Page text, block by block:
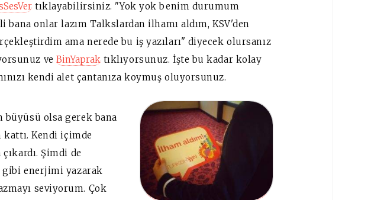
tıklayabilirsiniz. "Yok yok benim durumum
onlar lazım Talkslardan ilhamı aldım, KSV'den
ama nerede bu iş yazıları" diyecek olursanız
veBinYaprak tıklıyorsunuz. İşte bu kadar kolay
kendi alet çantanıza koymuş oluyorsunuz.
büyüsü olsa gerek bana
Kendi içimde
Şimdi de
gibi enerjimi yazarak
seviyorum. Çok